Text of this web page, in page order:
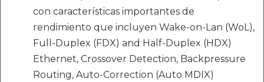
con características importantes de
rendimiento que incluyen Wake-on-Lan (WoL),
Full-Duplex (FDX) and Half-Duplex (HDX)
Ethernet, Crossover Detection, Backpressure
Routing, Auto-Correction (Auto MDIX)